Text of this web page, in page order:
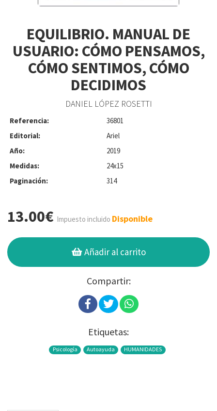
EQUILIBRIO. MANUAL DE
USUARIO: CÓMO PENSAMOS,
CÓMO SENTIMOS, CÓMO
DECIDIMOS
DANIEL LÓPEZ ROSETTI
Referencia:
36801
Editorial:
Ariel
Año:
2019
Medidas:
24x15
Paginación:
314
13.00€ Impuesto incluido Disponible
Añadir al carrito
Compartir:
Etiquetas:
Psicología Autoayuda HUMANIDADES